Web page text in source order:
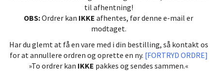
til afhentning!
OBS:Ordrer kan IKKE afhentes, før denne e-mail er
modtaget.
Har du glemt at få en vare med i din bestilling, så kontakt os
for at annullere ordren og oprette en ny. [FORTRYD ORDRE]
»To ordrer kan IKKE pakkes og sendes sammen.«